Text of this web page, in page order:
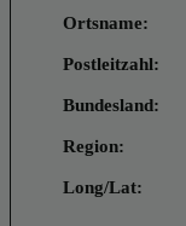
Ortsname:
Postleitzahl:
Bundesland:
Region:
Long/Lat: